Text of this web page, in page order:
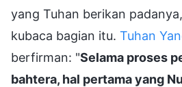
yang Tuhan berikan
kubaca bagian itu. Tuhan
berfirman: "Selama proses
bahtera, hal pertama yang